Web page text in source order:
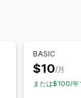
BASIC
$10/月
または$100/年